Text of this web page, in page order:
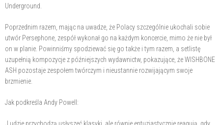
Underground.
Poprzednim razem, mając na uwadze, że Polacy szczególnie ukochali sobie
utwór Persephone, zespół wykonał go na każdym koncercie, mimo że nie był
on w planie. Powinniśmy spodziewać się go także i tym razem, a setlistę
uzupełnią kompozycje z późniejszych wydawnictw, pokazujące, że WISHBONE
ASH pozostaje zespołem twórczym i nieustannie rozwijającym swoje
brzmienie.
Jak podkreśla Andy Powell: